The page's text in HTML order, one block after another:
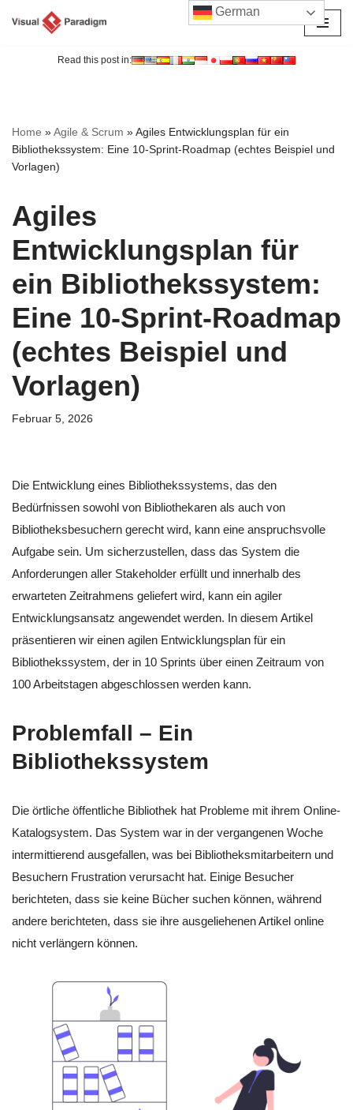
Read this post in:
Home »Agile & Scrum »Agiles Entwicklungsplan für ein
Bibliothekssystem: Eine 10-Sprint-Roadmap (echtes Beispiel und
Vorlagen)
Agiles
Entwicklungsplan für
ein Bibliothekssystem:
Eine 10-Sprint-Roadmap
(echtes Beispiel und
Vorlagen)
Februar 5, 2026
Die Entwicklung eines Bibliothekssystems, das den
Bedürfnissen sowohl von Bibliothekaren als auch von
Bibliotheksbesuchern gerecht wird, kann eine anspruchsvolle
Aufgabe sein. Um sicherzustellen, dass das System die
Anforderungen aller Stakeholder erfüllt und innerhalb des
erwarteten Zeitrahmens geliefert wird, kann ein agiler
Entwicklungsansatz angewendet werden. In diesem Artikel
präsentieren wir einen agilen Entwicklungsplan für ein
Bibliothekssystem, der in 10 Sprints über einen Zeitraum von
100 Arbeitstagen abgeschlossen werden kann.
Problemfall – Ein
Bibliothekssystem
Die örtliche öffentliche Bibliothek hat Probleme mit ihrem Online-
Katalogsystem. Das System war in der vergangenen Woche
intermittierend ausgefallen, was bei Bibliotheksmitarbeitern und
Besuchern Frustration verursacht hat. Einige Besucher
berichteten, dass sie keine Bücher suchen können, während
andere berichteten, dass sie ihre ausgeliehenen Artikel online
nicht verlängern können.
German